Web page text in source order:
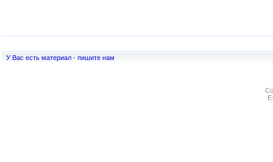
У Вас есть материал - пишите нам